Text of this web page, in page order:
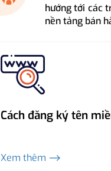
hướng tới các
nền tảng bán
Cách đăng ký tên
Xem thêm ⟶